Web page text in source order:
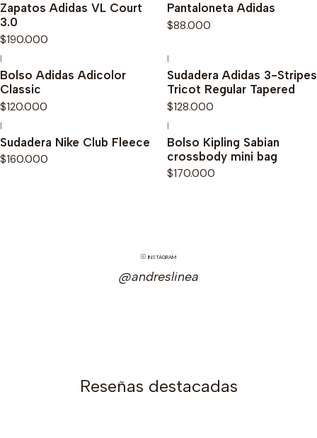
Zapatos Adidas VL Court
3.0
$190.000
Pantaloneta Adidas
$88.000
|
Bolso Adidas Adicolor
Classic
$120.000
|
Sudadera Adidas 3-Stripes
Tricot Regular Tapered
$128.000
|
Sudadera Nike Club Fleece
$160.000
|
Bolso Kipling Sabian
crossbody mini bag
$170.000
INSTAGRAM
@andreslinea
Reseñas destacadas